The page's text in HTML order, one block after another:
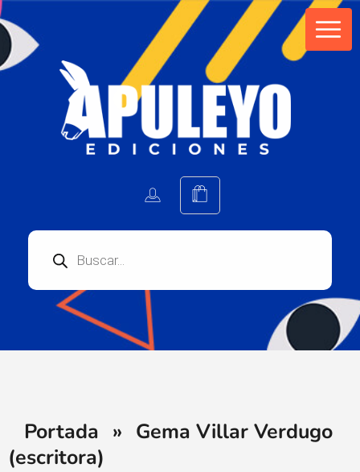
Portada » Gema Villar Verdugo
(escritora)